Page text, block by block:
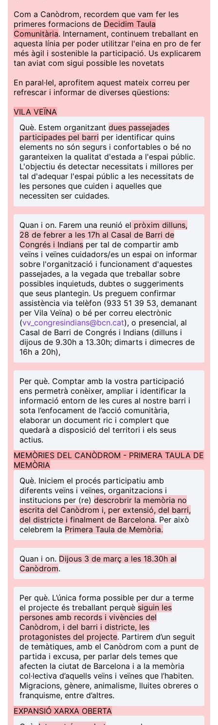
Com a Canòdrom, recordem que vam fer les
primeres formacions de Decidim Taula
Comunitària. Internament, continuem treballant en
aquesta línia per poder utilitzar l'eina en pro de fer
més àgil i sostenible la participació. Us explicarem
tan aviat com sigui possible les novetats
En paral·lel, aprofitem aquest mateix correu per
refrescar i informar de diverses qüestions:
VILA VEÏNA
Què. Estem organitzant dues passejades
participades pel barri per identificar quins
elements no són segurs i confortables o bé no
garanteixen la qualitat d'estada a l'espai públic.
L'objectiu és detectar necessitats i millores per
tal d'adequar l'espai públic a les necessitats de
les persones que cuiden i aquelles que
necessiten ser cuidades.
Quan i on. Farem una reunió el pròxim dilluns,
28 de febrer a les 17h al Casal de Barri de
Congrés i Indians per tal de compartir amb
veïns i veïnes cuidadors/es un espai on informar
sobre l'organització i funcionament d'aquestes
passejades, a la vegada que treballar sobre
possibles inquietuds, dubtes o suggeriments
que seus plantegin. Us preguem confirmar
assistència via telèfon (933 51 39 53, demanant
per Vila Veïna) o bé per correu electrònic
(vv_congresindians@bcn.cat), o presencial, al
Casal de Barri de Congrés i Indians (dilluns i
dijous de 9.30h a 13.30h; dimarts i dimecres de
16h a 20h),
Per què. Comptar amb la vostra participació
ens permetrà conèixer, ampliar i identificar la
informació entorn de les cures al nostre barri i
sota l’enfocament de l’acció comunitària,
elaborar un document ric i complert que
quedarà a disposició del territori i els seus
actius.
MEMÒRIES DEL CANÒDROM - PRIMERA TAULA DE
MEMÒRIA
Què. Iniciem el procés participatiu amb
diferents veïns i veïnes, organitzacions i
institucions per (re) descrobrir la memòria no
escrita del Canòdrom i, per extensió, del barri,
del districte i finalment de Barcelona. Per això
celebrem la Primera Taula de Memòria.
Quan i on. Dijous 3 de març a les 18.30h al
Canòdrom.
Per què. L’única forma possible per dur a terme
el projecte és treballant perquè siguin les
persones amb records i vivències del
Canòdrom, i del barri i districte, les
protagonistes del projecte. Partirem d’un seguit
de temàtiques, amb el Canòdrom com a punt de
partida i excusa, per parlar dels temes que
afecten la ciutat de Barcelona i a la memòria
col·lectiva d’aquells veïns i veïnes que l’habiten.
Migracions, gènere, animalisme, lluites obreres o
franquisme, entre d’altres.
EXPANSIÓ XARXA OBERTA